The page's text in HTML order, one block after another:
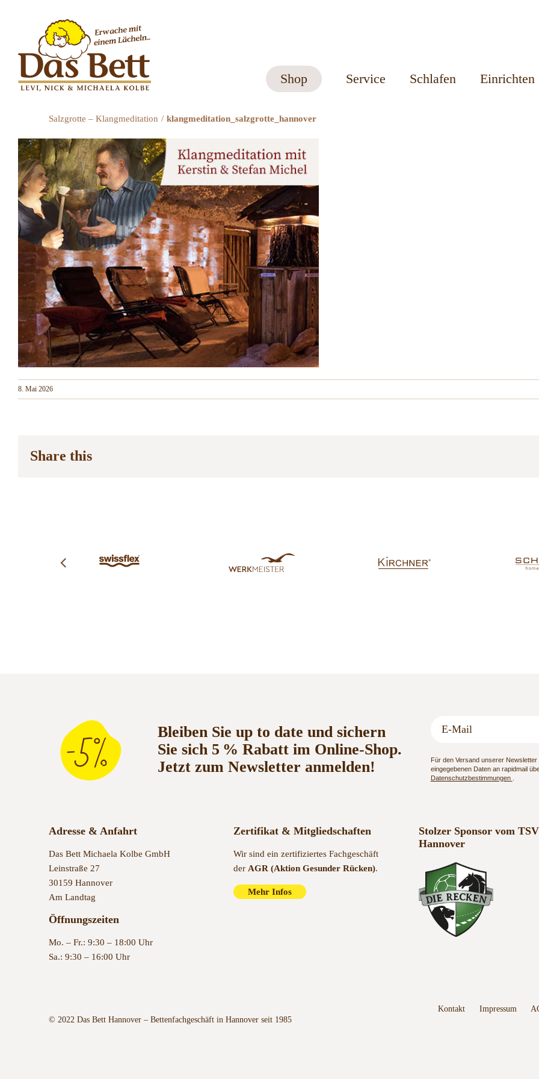
Shop Service Schlafen Einrichten
Salzgrotte – Klangmeditation klangmeditation_salzgrotte_hannover
8. Mai 2026
Share this
Bleiben Sie up to date und sichern
Sie sich 5 % Rabatt im Online-Shop.
Jetzt zum Newsletter anmelden!
Für den Versand unserer
eingegebenen Daten an rapidmail
Datenschutzbestimmungen
Adresse & Anfahrt
Das Bett Michaela Kolbe GmbH
Leinstraße 27
30159 Hannover
Am Landtag
Öffnungszeiten
Mo. – Fr.: 9:30 – 18:00 Uhr
Sa.: 9:30 – 16:00 Uhr
Zertifikat & Mitgliedschaften
Wir sind ein zertifiziertes Fachgeschäft
der AGR (Aktion Gesunder Rücken).
Mehr Infos
Stolzer Sponsor vom TSV
Hannover
© 2022 Das Bett Hannover – Bettenfachgeschäft in Hannover seit 1985
Kontakt Impressum